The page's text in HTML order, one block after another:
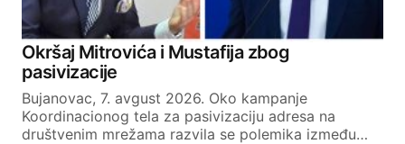
Okršaj Mitrovića i Mustafija zbog
pasivizacije
Bujanovac, 7. avgust 2026. Oko kampanje
Koordinacionog tela za pasivizaciju adresa na
društvenim mrežama razvila se polemika između…